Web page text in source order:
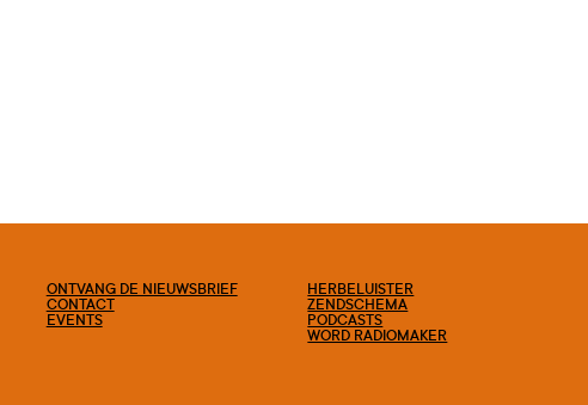
ONTVANG DE NIEUWSBRIEF
CONTACT
EVENTS
HERBELUISTER
ZENDSCHEMA
PODCASTS
WORD RADIOMAKER